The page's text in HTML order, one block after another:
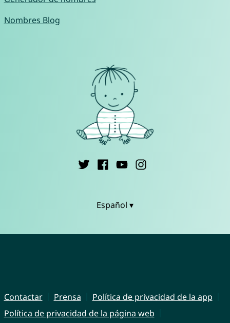
Nombres Blog
Español ▾
Contactar Prensa
Política de privacidad de la app
Política de privacidad de la página web